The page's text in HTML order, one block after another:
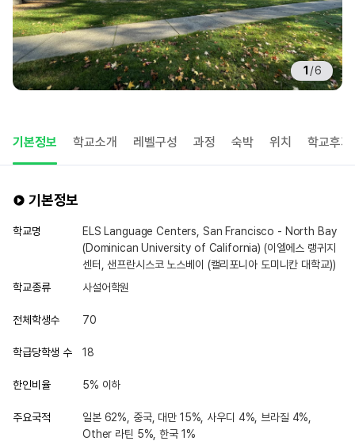
1 /6
기본정보 학교소개 레벨구성 과정 숙박 위치 학교후기
기본정보
학교명
ELS Language Centers, San Francisco - North Bay
(Dominican University of California) (이엘에스 랭귀지
센터, 샌프란시스코 노스베이 (캘리포니아 도미니칸 대학교))
학교종류
사설어학원
전체학생수 70
학급당학생 수 18
한인비율 5% 이하
주요국적
일본 62%, 중국, 대만 15%, 사우디 4%, 브라질 4%,
Other 라틴 5%, 한국 1%